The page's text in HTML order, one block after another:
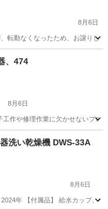
8月6日
転勤なくなったため、お譲りしま
、474
8月6日
作や修理作業に欠かせないプ
洗い乾燥機 DWS-33A
8月6日
2024年 【付属品】 給水カップ